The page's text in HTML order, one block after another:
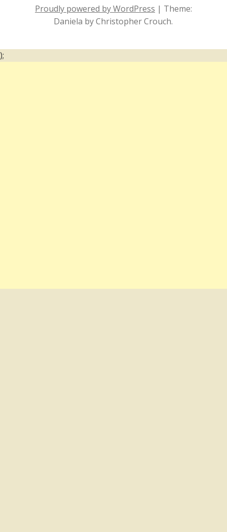
Comportamento
e
Acessibilidade
um
surdo
Proudly powered by WordPress | Theme:
Daniela by Christopher Crouch.
);